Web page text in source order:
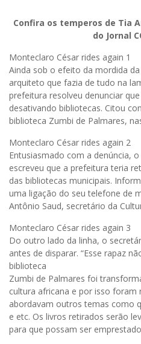
Confira os temperos de Tia
do Jornal
Monteclaro César rides again 1
Ainda sob o efeito da mordida
arquiteto que fazia de tudo na
prefeitura resolveu denunciar
desativando bibliotecas. Citou
biblioteca Zumbi de Palmares,
Monteclaro César rides again 2
Entusiasmado com a denúncia,
escreveu que a prefeitura teria
das bibliotecas municipais.
uma ligação do seu telefone de
Antônio Saud, secretário da
Monteclaro César rides again 3
Do outro lado da linha, o
antes de disparar. “Esse rapaz
biblioteca
Zumbi de Palmares foi
cultura africana e por isso foram
abordavam outros temas como
e etc. Os livros retirados serão
para que possam ser